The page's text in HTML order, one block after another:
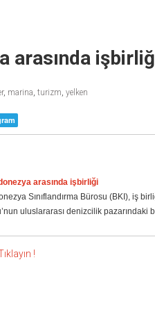
arasında
, marina, turizm, yelken
arasında işbirliği
Sınıflandırma Bürosu (BKI), iş
uluslararası denizcilik pazarındaki
!